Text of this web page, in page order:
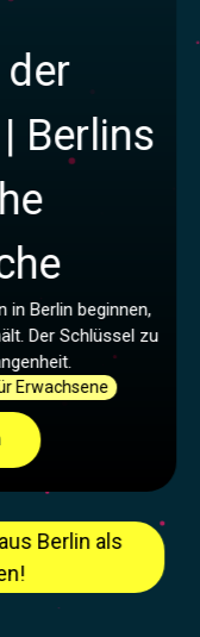
Berlins
in Berlin beginnen,
Der Schlüssel zu
Erwachsene
Berlin als